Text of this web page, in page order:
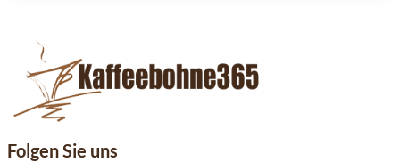
Folgen Sie uns